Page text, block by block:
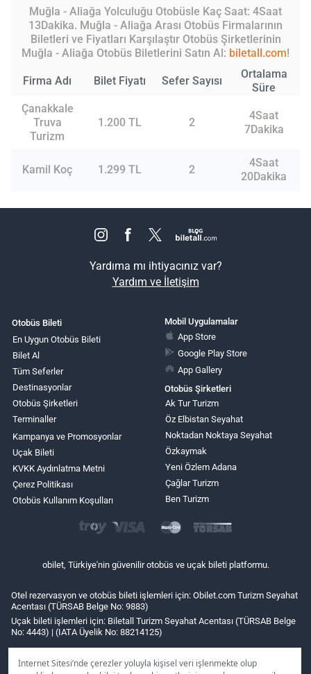
İnternet Sitesi’nde çerezler yoluyla kişisel veri işlenmekte olup
Muğla - Aliağa Yolculuğu Otobüsle Kaç Saat: 4Saat
13Dakika. Muğla - Aliağa Arası Otobüs Firmalarının
Biletleri ve Fiyatları Karşılaştır Otobüs Şirketlerinin
Muğla - Aliağa Otobüs Biletlerini Satın Al: biletall.com!
Firma Adı Bilet Fiyatı Sefer Sayısı
Ortalama
Süre
Çanakkale
Truva
Turizm
1.200 TL 2
4Saat
7Dakika
Kamil Koç 1.299 TL 2
4Saat
20Dakika
Yardıma mı ihtiyacınız var?
Yardım ve İletişim
Otobüs Bileti
En Uygun Otobüs Bileti
Bilet Al
Tüm Seferler
Destinasyonlar
Otobüs Şirketleri
Terminaller
Kampanya ve Promosyonlar
Uçak Bileti
KVKK Aydınlatma Metni
Çerez Politikası
Otobüs Kullanım Koşulları
Mobil Uygulamalar
App Store
Google Play Store
App Gallery
Otobüs Şirketleri
Ak Tur Turizm
Öz Elbistan Seyahat
Noktadan Noktaya Seyahat
Özkaymak
Yeni Özlem Adana
Çağlar Turizm
Ben Turizm
obilet, Türkiye'nin güvenilir otobüs ve uçak bileti platformu.
Otel rezervasyon ve otobüs bileti işlemleri için: Obilet.com Turizm Seyahat
Acentası (TÜRSAB Belge No: 9883)
Uçak bileti işlemleri için: Biletall Turizm Seyahat Acentası (TÜRSAB Belge
No: 4443) | (IATA Üyelik No: 88214125)